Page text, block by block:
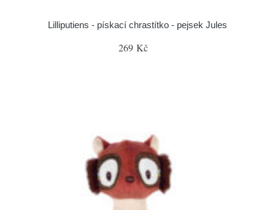
Lilliputiens - pískací chrastítko - pejsek Jules
269 Kč